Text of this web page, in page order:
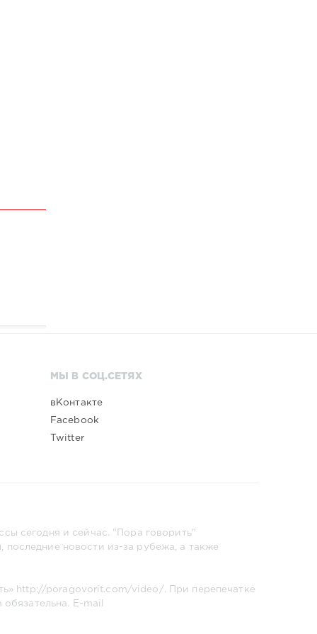
МЫ В СОЦ.СЕТЯХ
вКонтакте
Facebook
Twitter
сегодня и сейчас. "Пора говорить"
новости из-за рубежа, а также
http://poragovorit.com/video/
. При перепечатке
обязательна. E-mail